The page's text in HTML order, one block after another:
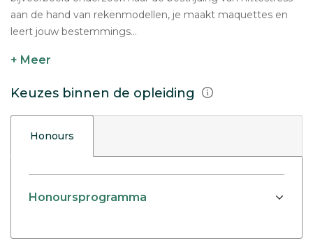
aan de hand van rekenmodellen, je maakt maquettes en
leert jouw bestemmings...
+ Meer
Keuzes binnen de opleiding
Honours
Honoursprogramma